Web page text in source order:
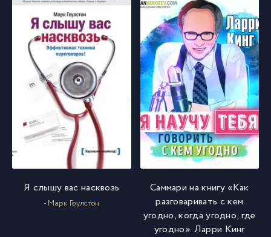
Я слышу вас насквозь
- Марк Гоулстон
Саммари на книгу «Как
разговаривать с кем
угодно, когда угодно, где
угодно». Ларри Кинг